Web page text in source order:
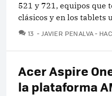
521 y 721, equipos que
clásicos y en los tablets
13 COMENTARIOS
JAVIER PENALVA
Acer Aspire
la plataforma